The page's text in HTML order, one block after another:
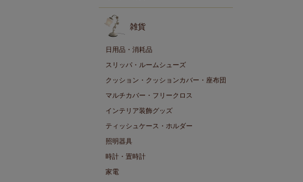
雑貨
日用品・消耗品
スリッパ・ルームシューズ
クッション・クッションカバー・座布団
マルチカバー・フリークロス
インテリア装飾グッズ
ティッシュケース・ホルダー
照明器具
時計・置時計
家電